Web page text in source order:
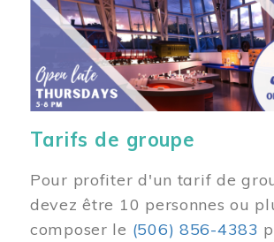
Tarifs de groupe
Pour profiter d'un tarif de
devez être 10 personnes ou
composer le (506) 856-4383